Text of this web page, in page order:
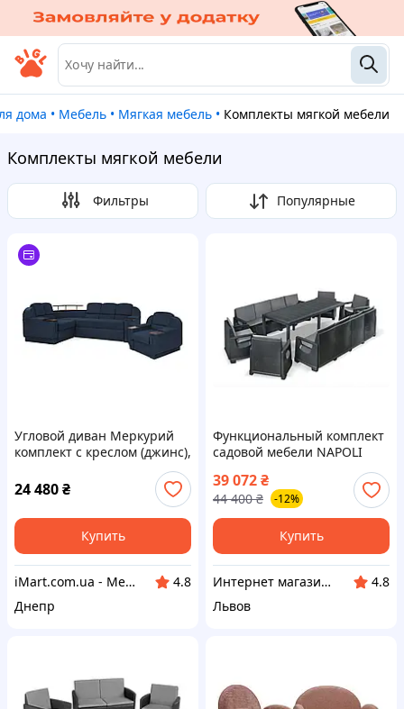
дома • Мебель • Мягкая мебель • Комплекты мягкой мебели
Комплекты мягкой мебели
Фильтры Популярные
Угловой диван Меркурий
комплект с креслом (джинс),
механизм дельфин, ЛДСП, с
нишами
24 480₴
Купить
iMart.com.ua - Мебель. Меловые ценники. Стол, стул, письменные столы, шкафы, кровати
4.8
Днепр
Функциональный комплект
садовой мебели NAPOLI
трансформации для 8
человек
39 072₴
44 400 ₴ -12%
Купить
Интернет магазин "Patio - sad.com"
4.8
Львов